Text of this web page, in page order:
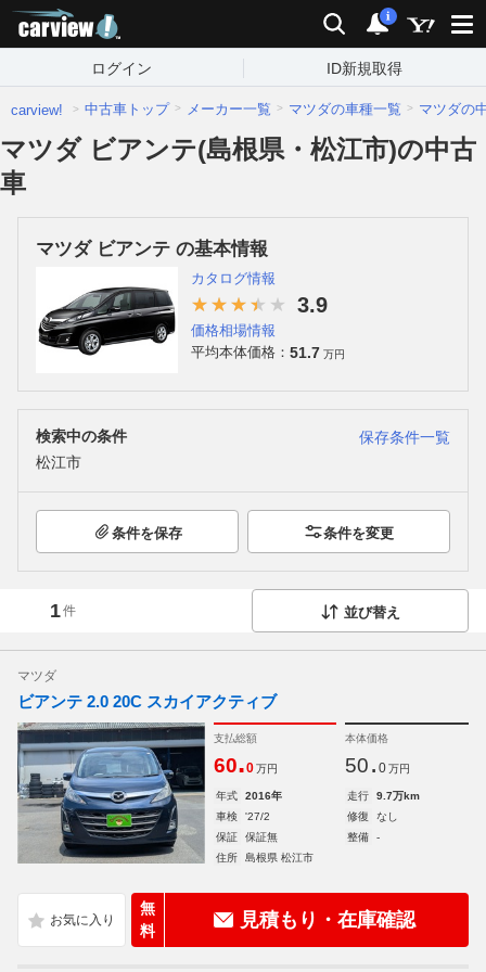
検索 通知
i
ログイン ID新規取得
carview! 中古車トップ メーカー一覧 マツダの車種一覧 マツダの
マツダ ビアンテ(島根県・松江市)の中古
車
マツダ ビアンテ の基本情報
カタログ情報
3.9
価格相場情報
平均本体価格： 51.7 万円
検索中の条件
保存条件一覧
松江市
条件を保存 条件を変更
1件 並び替え
マツダ
ビアンテ 2.0 20C スカイアクティブ
支払総額
60.0 万円
本体価格
50. 0 万円
年式 2016年 走行
9.7万km
車検
'27/2 修復
なし
保証
保証無 整備
-
住所
島根県 松江市
無
料
見積もり・在庫確認